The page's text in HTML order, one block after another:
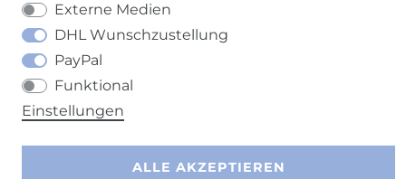
Externe Medien
DHL Wunschzustellung
PayPal
Funktional
Einstellungen
ALLE AKZEPTIEREN